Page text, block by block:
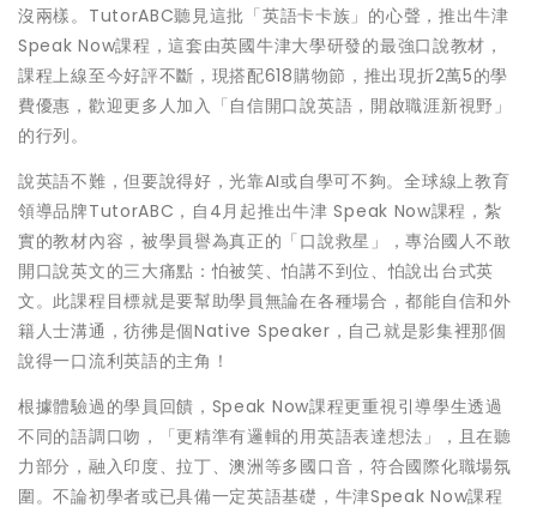
沒兩樣。TutorABC聽見這批「英語卡卡族」的心聲，推出牛津
Speak Now課程，這套由英國牛津大學研發的最強口說教材，
課程上線至今好評不斷，現搭配618購物節，推出現折2萬5的學
費優惠，歡迎更多人加入「自信開口說英語，開啟職涯新視野」
的行列。
說英語不難，但要說得好，光靠AI或自學可不夠。全球線上教育
領導品牌TutorABC，自4月起推出牛津 Speak Now課程，紮
實的教材內容，被學員譽為真正的「口說救星」，專治國人不敢
開口說英文的三大痛點：怕被笑、怕講不到位、怕說出台式英
文。此課程目標就是要幫助學員無論在各種場合，都能自信和外
籍人士溝通，彷彿是個Native Speaker，自己就是影集裡那個
說得一口流利英語的主角！
根據體驗過的學員回饋，Speak Now課程更重視引導學生透過
不同的語調口吻，「更精準有邏輯的用英語表達想法」，且在聽
力部分，融入印度、拉丁、澳洲等多國口音，符合國際化職場氛
圍。不論初學者或已具備一定英語基礎，牛津Speak Now課程